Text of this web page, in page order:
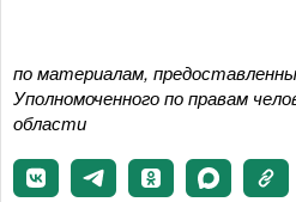
по материалам,
Уполномоченного по правам
области